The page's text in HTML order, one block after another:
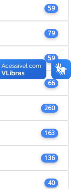
59
79
59
66
260
163
136
40